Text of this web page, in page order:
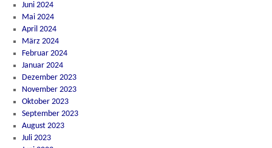
Juni 2024
Mai 2024
April 2024
März 2024
Februar 2024
Januar 2024
Dezember 2023
November 2023
Oktober 2023
September 2023
August 2023
Juli 2023